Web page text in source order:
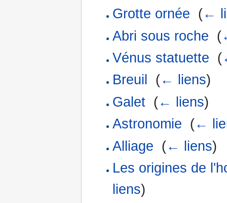
Grotte ornée (←
Abri sous roche (
Vénus statuette (
Breuil
(← liens)
Galet‎ (← liens)
Astronomie (←
Alliage (← liens)
Les origines de
liens)